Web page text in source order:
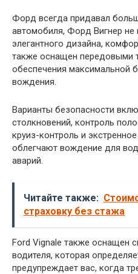
Форд всегда придавал
автомобиля, Форд Вигнер
элегантного дизайна,
также оснащен передовыми
обеспечения максимальной
вождения.
Варианты безопасности
столкновений, контроль
круиз-контроль и
облегчают вождение для
аварий.
Читайте также:
страховку без стажа
Ford Vignale также оснащен
водителя, которая
предупреждает вас, когда